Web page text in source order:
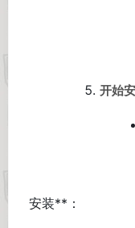
开始
安装**：